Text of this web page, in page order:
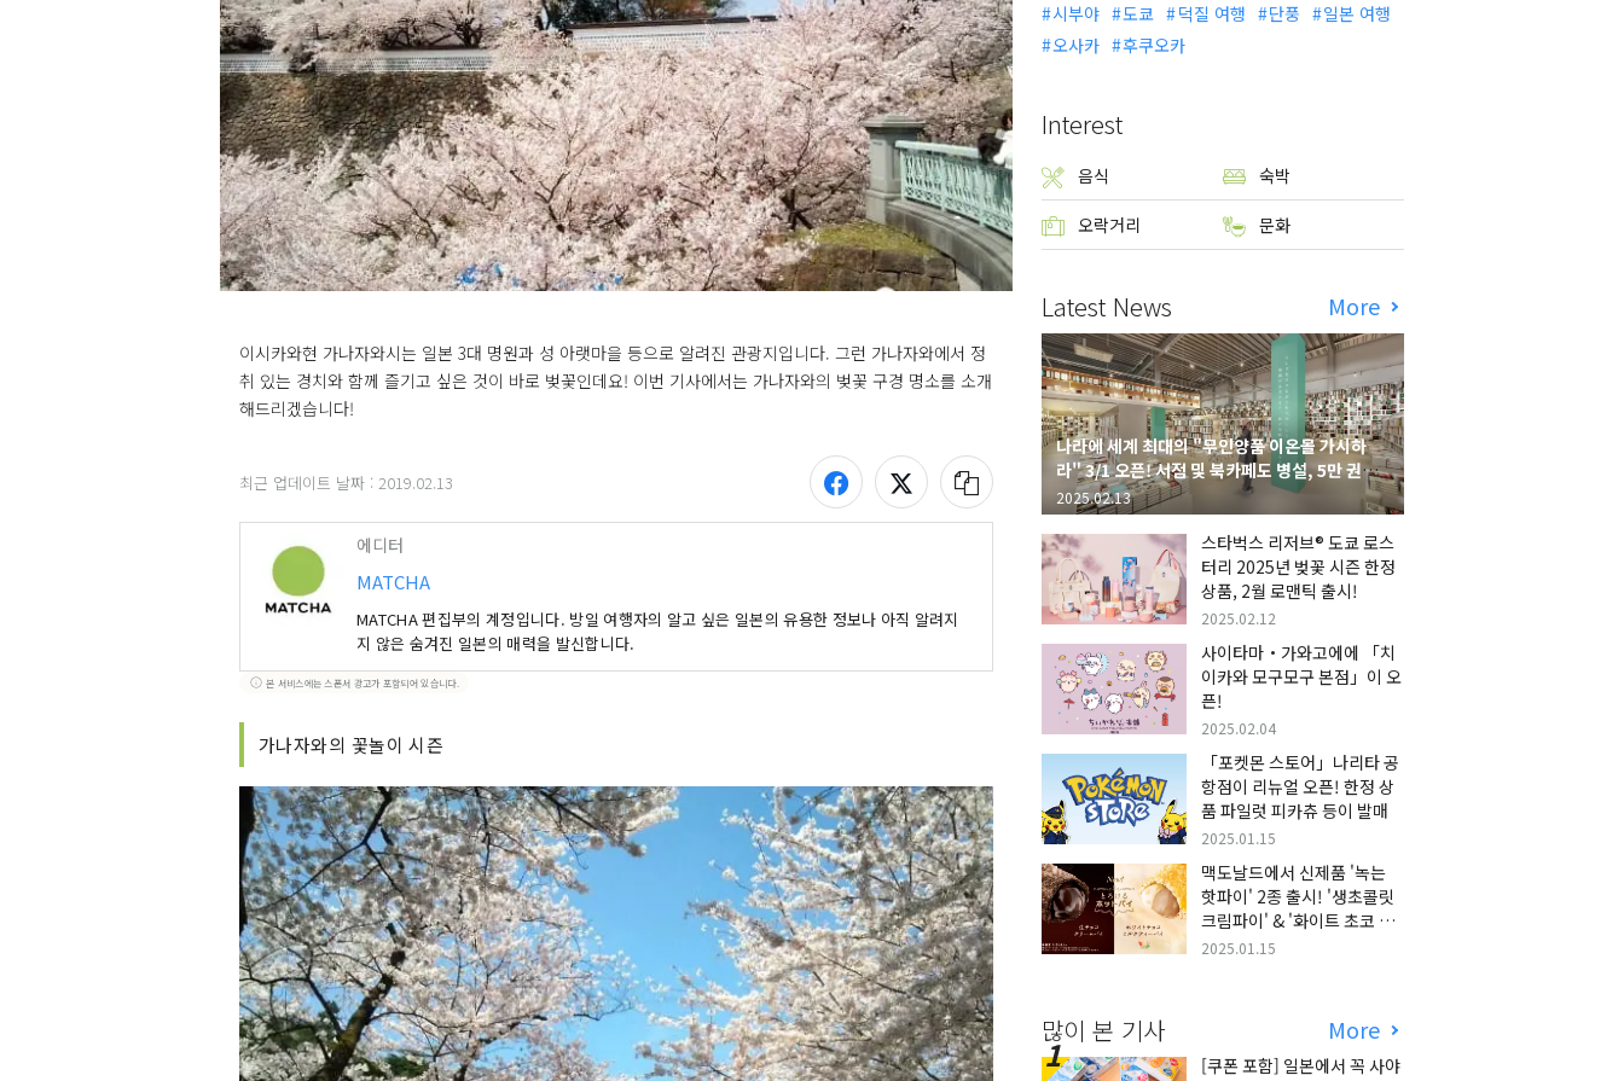
이시카와현 가나자와시는 일본 3대 명원과 성 아랫마을 등으로 알려진 관광지입니다. 그런 가나자와에서 정
취 있는 경치와 함께 즐기고 싶은 것이 바로 벚꽃인데요! 이번 기사에서는 가나자와의 벚꽃 구경 명소를 소개
해드리겠습니다!
최근 업데이트 날짜 : 2019.02.13
에디터
MATCHA
MATCHA 편집부의 계정입니다. 방일 여행자의 알고 싶은 일본의 유용한 정보나 아직 알려지
지 않은 숨겨진 일본의 매력을 발신합니다.
본 서비스에는 스폰서 광고가 포함되어 있습니다.
가나자와의 꽃놀이 시즌
시부야 도쿄 덕질 여행 단풍
일본 여행
오사카
후쿠오카
Interest
음식 숙박
오락거리 문화
Latest News More
나라에 세계 최대의 "무인양품 이온몰 가시하
라" 3/1 오픈! 서점 및 북카페도 병설, 5만 권의
"가시하라 서점"도 출점
2025.02.13
스타벅스 리저브® 도쿄 로스
터리 2025년 벚꽃 시즌 한정
상품, 2월 로맨틱 출시!
2025.02.12
사이타마・가와고에에 「치
이카와 모구모구 본점」이 오
픈!
2025.02.04
「포켓몬 스토어」나리타 공
항점이 리뉴얼 오픈! 한정 상
품 파일럿 피카츄 등이 발매
2025.01.15
맥도날드에서 신제품 '녹는
핫파이' 2종 출시! '생초콜릿
크림파이' & '화이트 초코 밀
크티 파이' 출시!
2025.01.15
많이 본 기사 More
[쿠폰 포함] 일본에서 꼭 사야